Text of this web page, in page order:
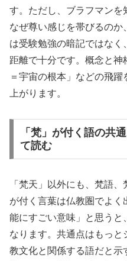
す。ただし、ブラフマン
なぜ尊い感じを帯びるのか
は受験勉強の暗記ではなく
距離で十分です。概念と
＝宇宙の根本」などの飛
上がります。
「梵」が付く語の共
て読む
「梵天」以外にも、梵語
が付く言葉は仏教圏でよ
能にすごい意味」と思うと
なります。共通点はもっ
教文化と関係する語だと